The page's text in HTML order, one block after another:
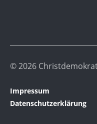
© 2026
Impressum
Datenschutzerklärung